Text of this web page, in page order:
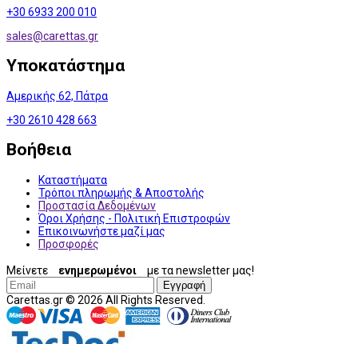
+30 6933 200 010
sales@carettas.gr
Υποκατάστημα
Αμερικής 62, Πάτρα
+30 2610 428 663
Βοήθεια
Καταστήματα
Τρόποι πληρωμής & Αποστολής
Προστασία Δεδομένων
Όροι Χρήσης - Πολιτική Επιστροφών
Επικοινωνήστε μαζί μας
Προσφορές
Μείνετε ενημερωμένοι με τα newsletter μας!
Εγγραφή
Carettas.gr © 2026 All Rights Reserved.